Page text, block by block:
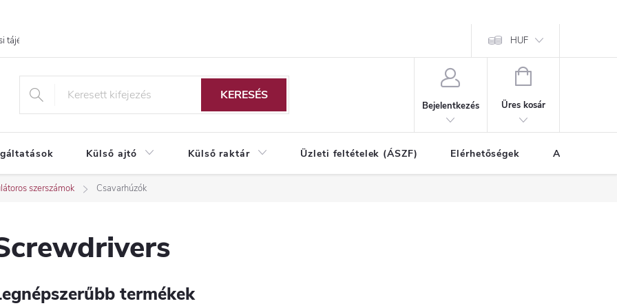
tájékoztató HUF
KERESÉS
Bejelentkezés
KOSÁR
Üres kosár
Külső ajtó Külső raktár Üzleti feltételek (ÁSZF) Elérhetőségek A vásárlás
szerszámok Csavarhúzók
termékek